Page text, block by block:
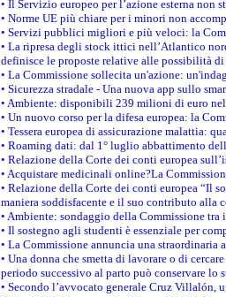
• Il Servizio europeo per l’azione esterna non
• Norme UE più chiare per i minori non
• Servizi pubblici migliori e più veloci: la
• La ripresa degli stock ittici nell’Atlantico
definisce le proposte relative alle possibilità di
• La Commissione sollecita un'azione:
• Sicurezza stradale - Una nuova app sullo
• Ambiente: disponibili 239 milioni di euro
• Un nuovo corso per la difesa europea: la
• Tessera europea di assicurazione malattia:
• Roaming dati: dal 1° luglio abbattimento
• Relazione della Corte dei conti europea
• Acquistare medicinali online?La
• Relazione della Corte dei conti europea “Il
maniera soddisfacente e il suo contributo
• Ambiente: sondaggio della Commissione
• Il sostegno agli studenti è essenziale per
• La Commissione annuncia una straordinaria
• Una donna che smetta di lavorare o di
periodo successivo al parto può conservare lo
• Secondo l’avvocato generale Cruz Villalón,